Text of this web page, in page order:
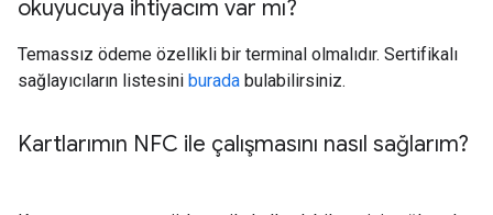
okuyucuya ihtiyacım var mı?
Temassız ödeme özellikli bir terminal olmalıdır. Sertifikalı
sağlayıcıların listesini burada bulabilirsiniz.
Kartlarımın NFC ile çalışmasını nasıl sağlarım?